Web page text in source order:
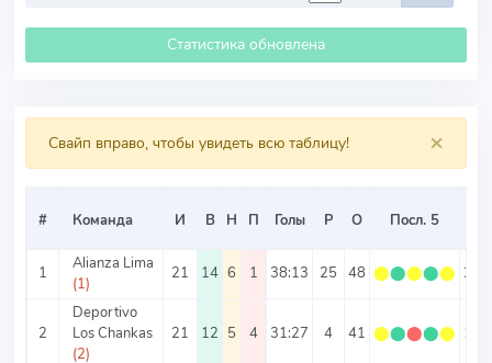
Статистика обновлена
×
Свайп вправо, чтобы увидеть всю таблицу!
# Команда И В Н П Голы Р О Посл. 5
1
Alianza Lima
(1)
21 14 6 1 38:13 25 48 ⬤⬤⬤⬤⬤ 2.29
2
Deportivo
Los Chankas
(2)
21 12 5 4 31:27 4 41 ⬤⬤⬤⬤⬤ 1.95